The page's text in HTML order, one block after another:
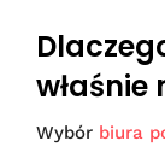
właśnie
Wybór biura